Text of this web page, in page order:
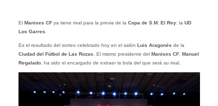
El Manises CFya tiene rival para la previa de la Copa de S.M. El Rey: la UD
Los Garres
Es el resultado del sorteo celebrado hoy en el salón Luis Aragonés de la
Ciudad del Fútbol de Las Rozas . El mismo presidente del Manises CF, Manuel
Regalado, ha sido el encargado de extraer la bola del que será su rival.